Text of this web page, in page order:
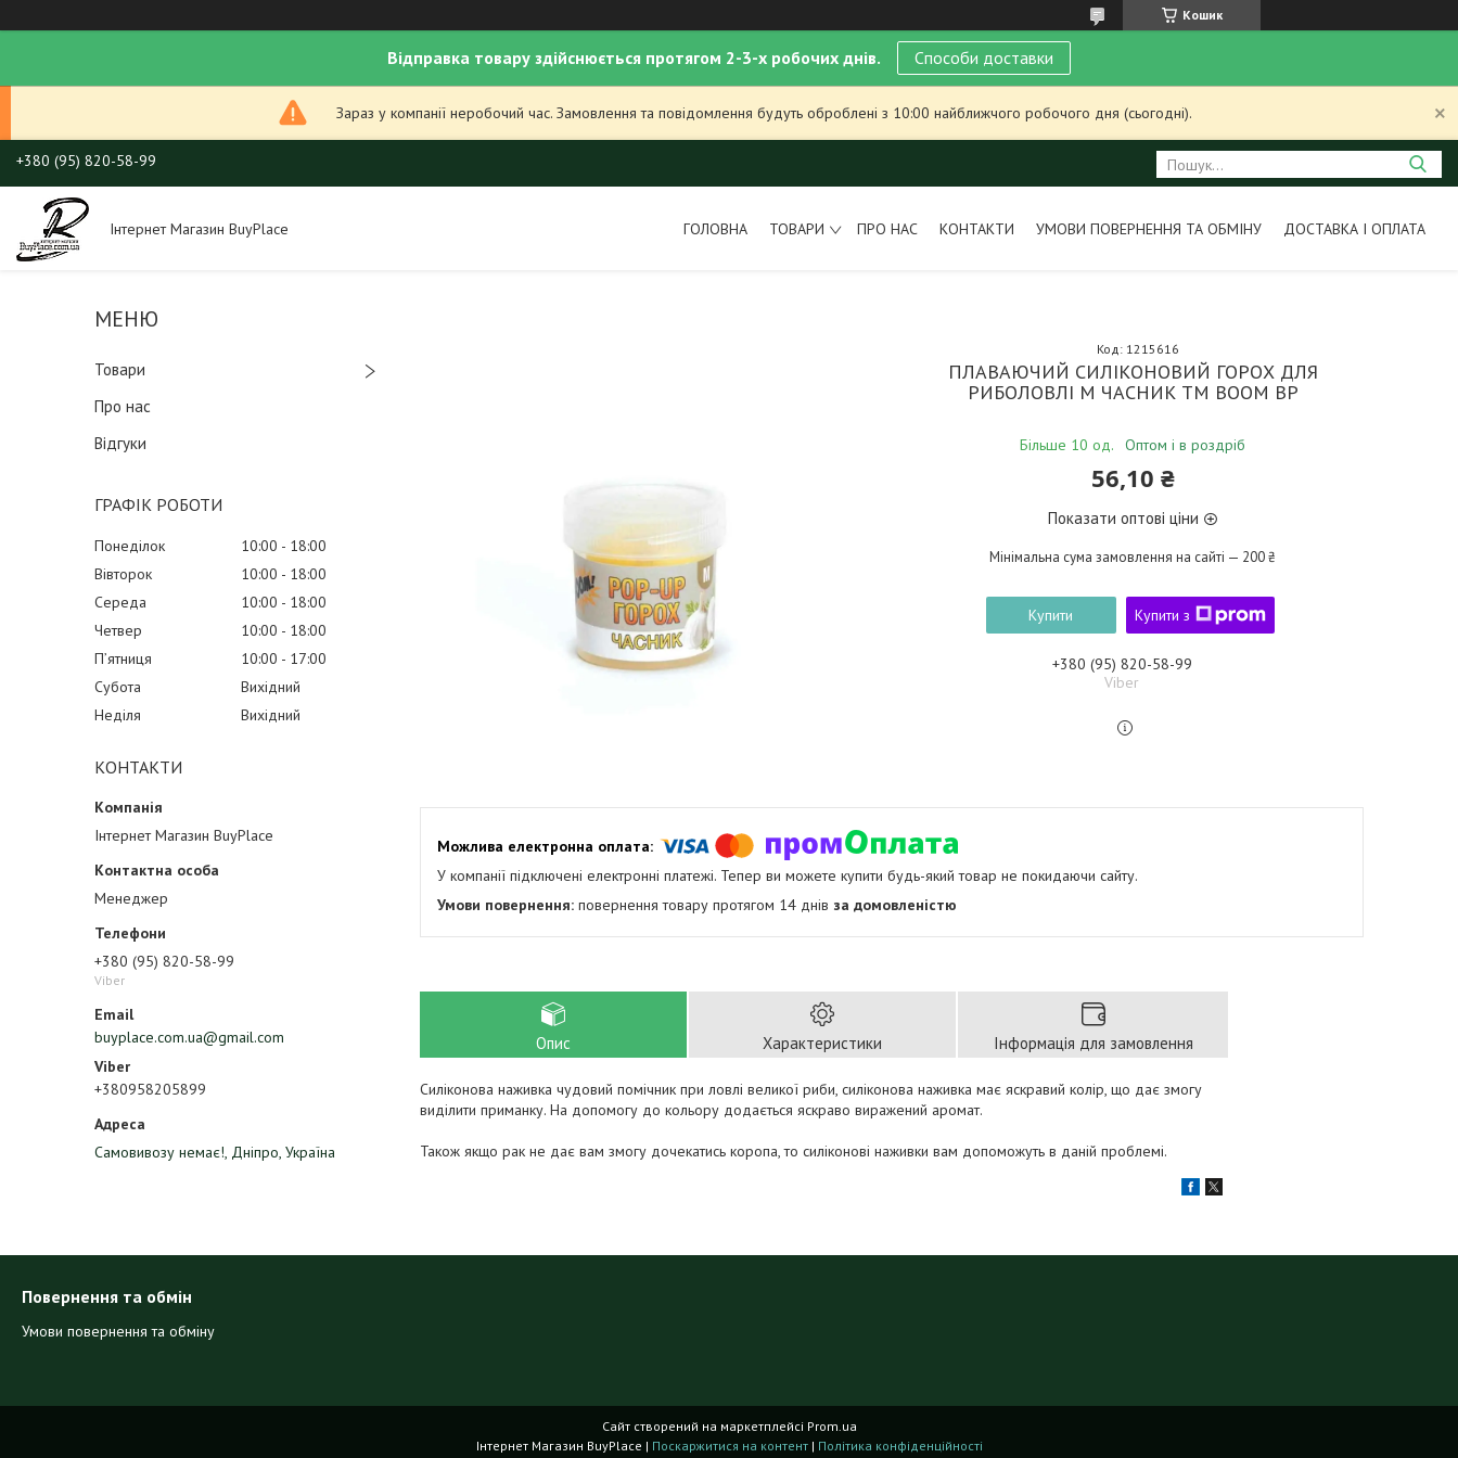
Кошик
Відправка товару здійснюється протягом 2-3-х робочих днів. Способи доставки
Зараз у компанії неробочий час. Замовлення та повідомлення будуть оброблені з 10:00 найближчого робочого дня (сьогодні).
+380 (95) 820-58-99
Інтернет Магазин BuyPlace ГОЛОВНА ТОВАРИ ПРО НАС КОНТАКТИ УМОВИ ПОВЕРНЕННЯ ТА ОБМІНУ ДОСТАВКА І ОПЛАТА
Товари
Про нас
Відгуки
ГРАФІК РОБОТИ
Понеділок 10:00
18:00
Вівторок
10:00
18:00
Середа
10:00
18:00
Четвер
10:00
18:00
Пʼятниця
10:00
17:00
Субота
Вихідний
Неділя
Вихідний
КОНТАКТИ
Інтернет Магазин BuyPlace
Менеджер
+380 (95) 820-58-99
Viber
buyplace.com.ua@gmail.com
+380958205899
Самовивозу немає!, Дніпро, Україна
ПЛАВАЮЧИЙ СИЛІКОНОВИЙ ГОРОХ ДЛЯ
РИБОЛОВЛІ M ЧАСНИК ТМ BOOM BP
Більше 10 од. Оптом і в роздріб
Код: 1215616
56,10 ₴
Показати оптові ціни
Мінімальна сума замовлення на сайті — 200 ₴
Купити Купити з
+380 (95) 820-58-99
Viber
У компанії підключені електронні платежі. Тепер ви можете купити будь-який товар не покидаючи сайту.
повернення товару протягом 14 днів за домовленістю
Опис Характеристики Інформація для замовлення
Силіконова наживка чудовий помічник при ловлі великої риби, силіконова наживка має яскравий колір, що дає змогу
виділити приманку. На допомогу до кольору додається яскраво виражений аромат.
Також якщо рак не дає вам змогу дочекатись коропа, то силіконові наживки вам допоможуть в даній проблемі.
Повернення та обмін
Умови повернення та обміну
Сайт створений на маркетплейсі Prom.ua
Інтернет Магазин BuyPlace | Поскаржитися на контент | Політика конфіденційності